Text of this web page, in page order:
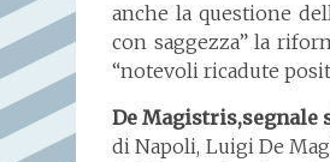
anche la questione
con saggezza” la
“notevoli ricadute
De
di Napoli, Luigi De